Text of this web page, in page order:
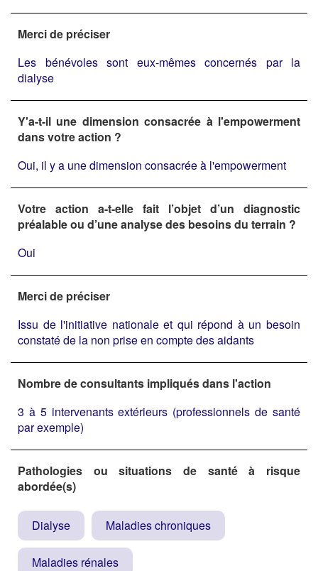
Merci de préciser
Les bénévoles sont eux-mêmes concernés par la
dialyse
Y'a-t-il une dimension consacrée à l'empowerment
dans votre action ?
Oui, il y a une dimension consacrée à l'empowerment
Votre action a-t-elle fait l’objet d’un diagnostic
préalable ou d’une analyse des besoins du terrain ?
Oui
Merci de préciser
Issu de l'initiative nationale et qui répond à un besoin
constaté de la non prise en compte des aidants
Nombre de consultants impliqués dans l'action
3 à 5 intervenants extérieurs (professionnels de santé
par exemple)
Pathologies ou situations de santé à risque
abordée(s)
Dialyse Maladies chroniques
Maladies rénales